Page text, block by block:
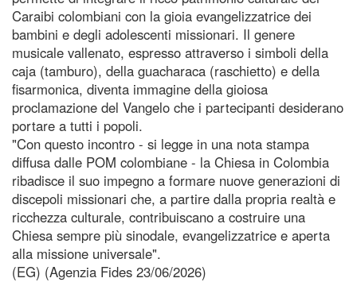
Caraibi colombiani con la gioia evangelizzatrice dei
bambini e degli adolescenti missionari. Il genere
musicale vallenato, espresso attraverso i simboli della
caja (tamburo), della guacharaca (raschietto) e della
fisarmonica, diventa immagine della gioiosa
proclamazione del Vangelo che i partecipanti desiderano
portare a tutti i popoli.
"Con questo incontro - si legge in una nota stampa
diffusa dalle POM colombiane - la Chiesa in Colombia
ribadisce il suo impegno a formare nuove generazioni di
discepoli missionari che, a partire dalla propria realtà e
ricchezza culturale, contribuiscano a costruire una
Chiesa sempre più sinodale, evangelizzatrice e aperta
alla missione universale".
(EG) (Agenzia Fides 23/06/2026)